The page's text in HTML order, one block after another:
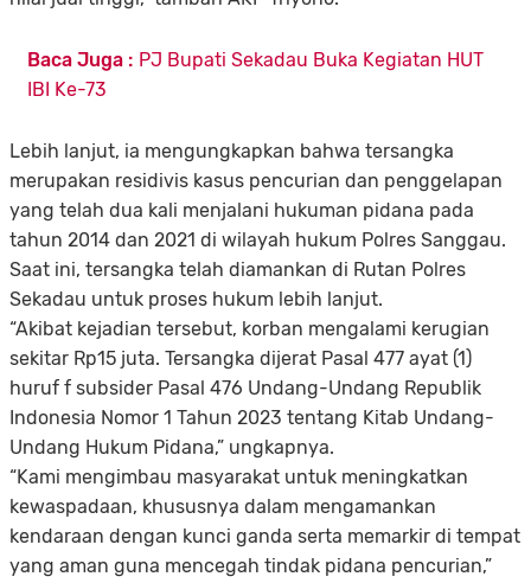
Baca Juga : PJ Bupati Sekadau Buka Kegiatan HUT
IBI Ke-73
Lebih lanjut, ia mengungkapkan bahwa tersangka
merupakan residivis kasus pencurian dan penggelapan
yang telah dua kali menjalani hukuman pidana pada
tahun 2014 dan 2021 di wilayah hukum Polres Sanggau.
Saat ini, tersangka telah diamankan di Rutan Polres
Sekadau untuk proses hukum lebih lanjut.
“Akibat kejadian tersebut, korban mengalami kerugian
sekitar Rp15 juta. Tersangka dijerat Pasal 477 ayat (1)
huruf f subsider Pasal 476 Undang-Undang Republik
Indonesia Nomor 1 Tahun 2023 tentang Kitab Undang-
Undang Hukum Pidana,” ungkapnya.
“Kami mengimbau masyarakat untuk meningkatkan
kewaspadaan, khususnya dalam mengamankan
kendaraan dengan kunci ganda serta memarkir di tempat
yang aman guna mencegah tindak pidana pencurian,”